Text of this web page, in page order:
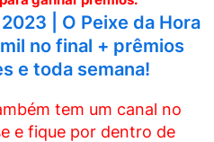
| O Peixe da Hora
no final + prêmios
e toda semana!
tem um canal no
e fique por dentro de